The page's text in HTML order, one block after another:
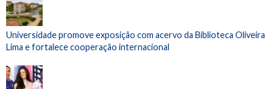
Universidade promove exposição com acervo da Biblioteca Oliveira
Lima e fortalece cooperação internacional